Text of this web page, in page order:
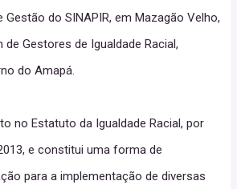
do SINAPIR, em Mazagão Velho,
Gestores de Igualdade Racial,
do Amapá.
no Estatuto da Igualdade Racial, por
e constitui uma forma de
para a implementação de diversas